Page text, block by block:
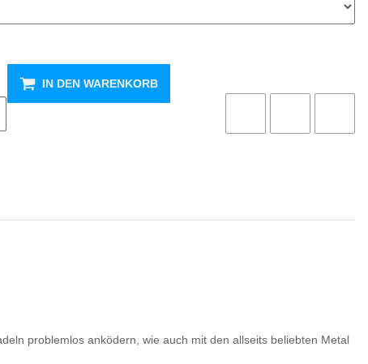
IN DEN WARENKORB
problemlos anködern, wie auch mit den allseits beliebten Metal